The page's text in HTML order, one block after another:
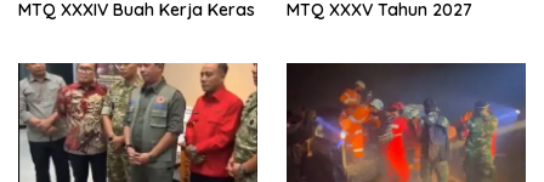
MTQ XXXIV Buah Kerja Keras MTQ XXXV Tahun 2027